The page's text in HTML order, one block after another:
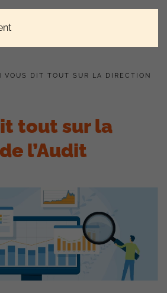
VOUS DIT TOUT SUR LA DIRECTION
tout sur la
l’Audit